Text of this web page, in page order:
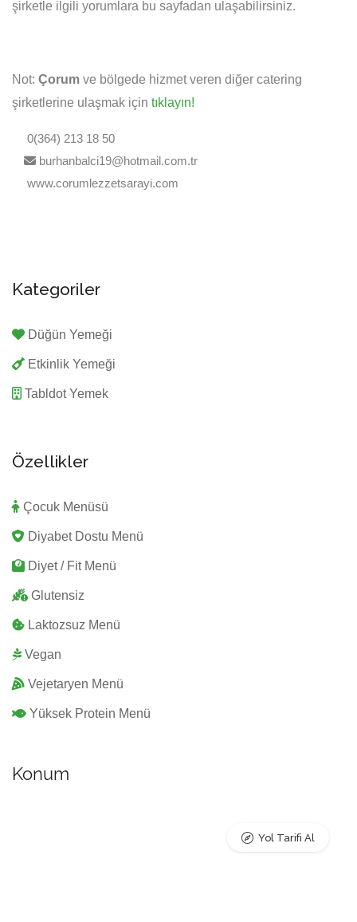
şirketle ilgili yorumlara bu sayfadan ulaşabilirsiniz.
Not: Çorum ve bölgede hizmet veren diğer catering
şirketlerine ulaşmak için tıklayın!
0(364) 213 18 50
burhanbalci19@hotmail.com.tr
www.corumlezzetsarayi.com
Kategoriler
Düğün Yemeği
Etkinlik Yemeği
Tabldot Yemek
Özellikler
Çocuk Menüsü
Diyabet Dostu Menü
Diyet / Fit Menü
Glutensiz
Laktozsuz Menü
Vegan
Vejetaryen Menü
Yüksek Protein Menü
Konum
Yol Tarifi Al